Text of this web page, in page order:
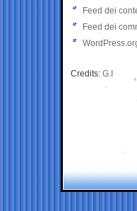
Feed dei
Feed dei
Credits: G.I